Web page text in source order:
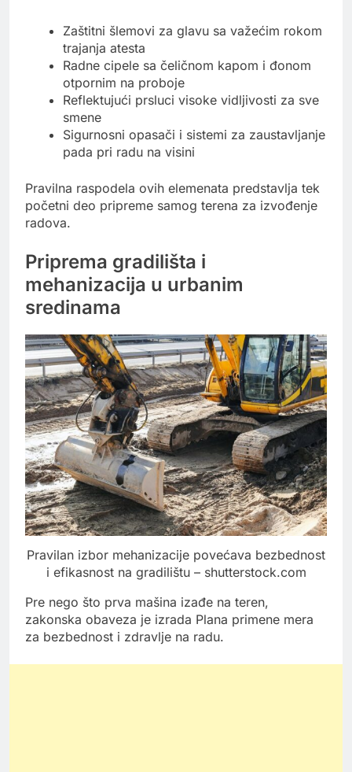
Zaštitni šlemovi za glavu sa važećim rokom
trajanja atesta
Radne cipele sa čeličnom kapom i đonom
otpornim na proboje
Reflektujući prsluci visoke vidljivosti za sve
smene
Sigurnosni opasači i sistemi za zaustavljanje
pada pri radu na visini
Pravilna raspodela ovih elemenata predstavlja tek
početni deo pripreme samog terena za izvođenje
radova.
Priprema gradilišta i
mehanizacija u urbanim
sredinama
Pravilan izbor mehanizacije povećava bezbednost
i efikasnost na gradilištu – shutterstock.com
Pre nego što prva mašina izađe na teren,
zakonska obaveza je izrada Plana primene mera
za bezbednost i zdravlje na radu.